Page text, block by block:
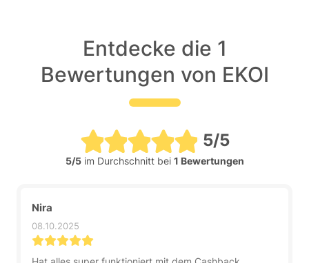
Entdecke die 1
Bewertungen von EKOI
5/5
5/5im Durchschnitt bei 1 Bewertungen
Nira
08.10.2025